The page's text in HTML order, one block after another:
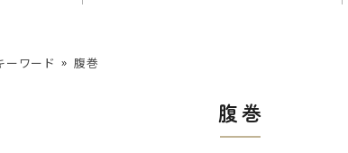
ーワード 腹巻
腹巻